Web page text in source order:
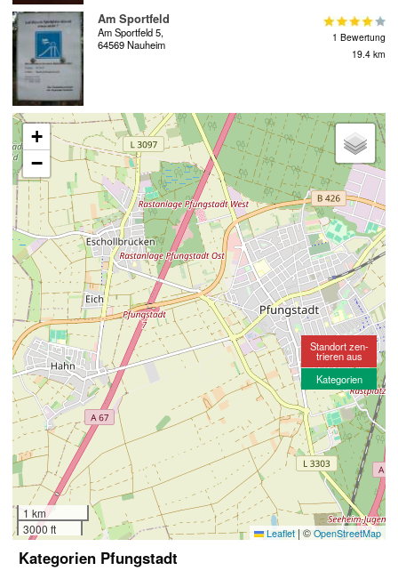
Am Sportfeld
Am Sportfeld 5,
64569 Nauheim
1 Bewertung
19.4 km
+
−
1 km
3000 ft
Leaflet | © OpenStreetMap
Standort zen-
trieren aus
Kategorien
Kategorien Pfungstadt